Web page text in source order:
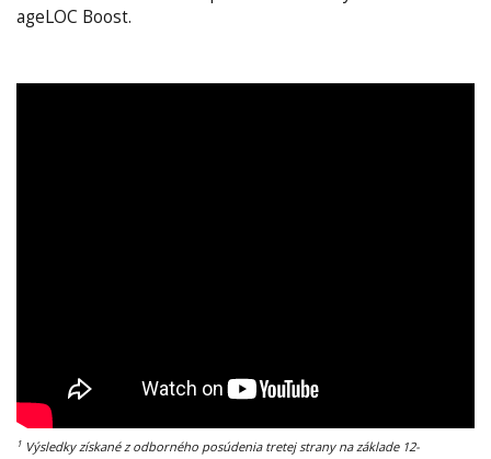
ageLOC Boost.
1 Výsledky získané z odborného posúdenia tretej strany na základe 12-